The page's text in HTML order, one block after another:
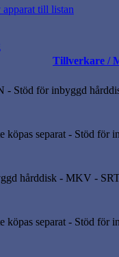
apparat till listan
Tillverkare /
- Stöd för inbyggd
separat - Stöd för
hårddisk - MKV -
separat - Stöd